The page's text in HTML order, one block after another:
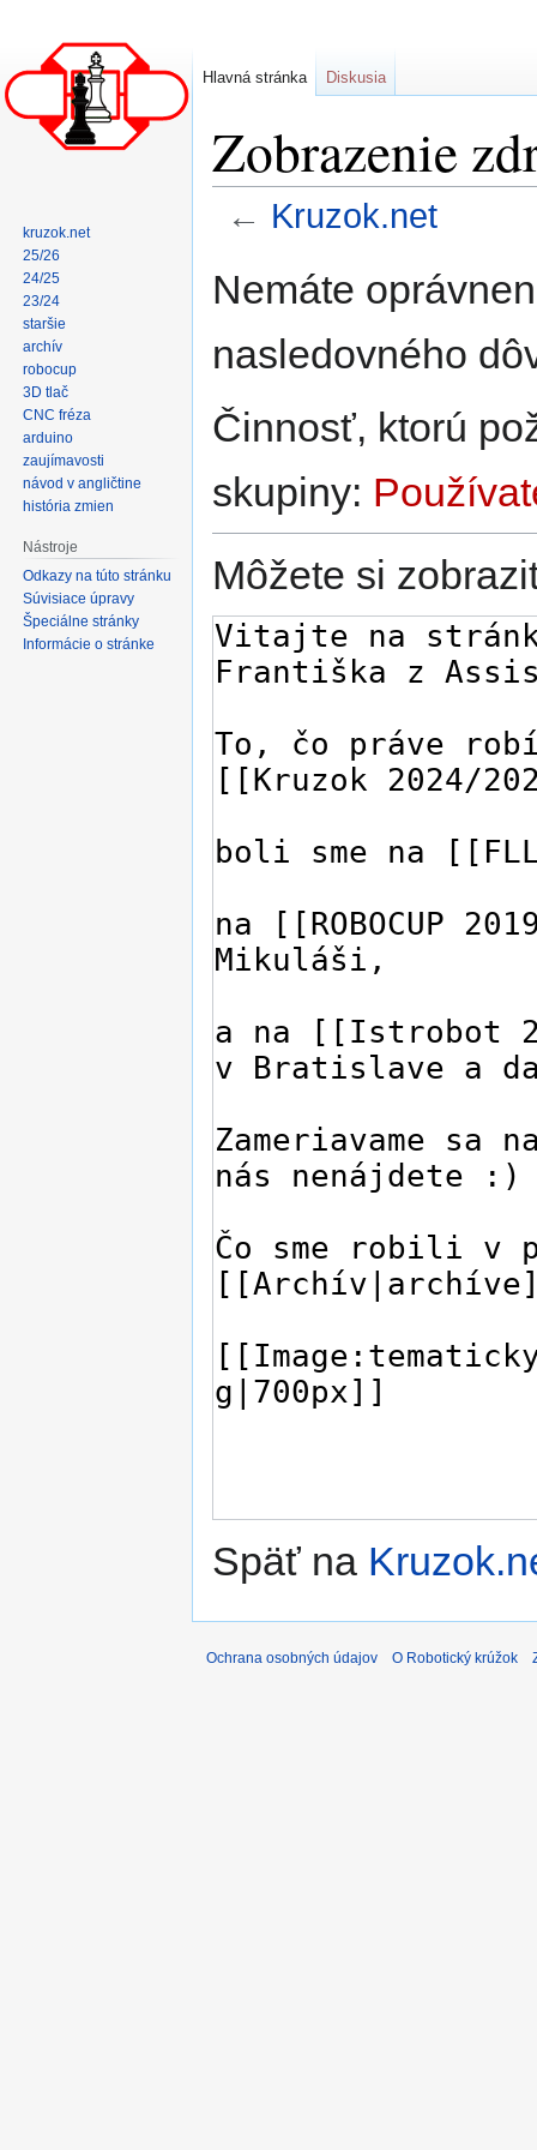
Zobrazenie
← Kruzok.net
na
na
Nemáte
nasledovného
Činnosť, ktorú
skupiny:
Môžete si
Späť na
Hlavná stránka Diskusia
kruzok.net
25/26
24/25
23/24
staršie
archív
robocup
3D tlač
CNC fréza
arduino
zaujímavosti
návod v angličtine
história zmien
Nástroje
Odkazy na túto stránku
Súvisiace úpravy
Špeciálne stránky
Informácie o stránke
Ochrana osobných údajov O Robotický krúžok